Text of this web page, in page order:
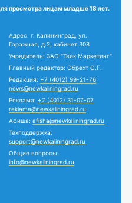
просмотра лицам младше 18 лет.
Адрес: г. Калининград, ул.
Гаражная, д.2, кабинет 308
Учредитель: ЗАО "Твик Маркетинг"
Главный редактор: Обрехт О.Г.
Редакция: +7 (4012) 99-21-76
news@newkaliningrad.ru
Реклама: +7 (4012) 31-07-07
reklama@newkaliningrad.ru
Афиша: afisha@newkaliningrad.ru
Техподдержка:
support@newkaliningrad.ru
Общие вопросы:
info@newkaliningrad.ru